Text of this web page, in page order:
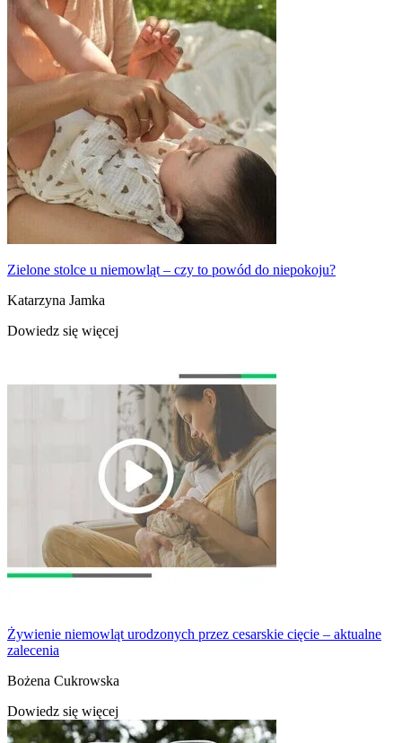
Zielone stolce u niemowląt – czy to powód do niepokoju?
Katarzyna Jamka
Dowiedz się więcej
Żywienie niemowląt urodzonych przez cesarskie cięcie – aktualne
zalecenia
Bożena Cukrowska
Dowiedz się więcej